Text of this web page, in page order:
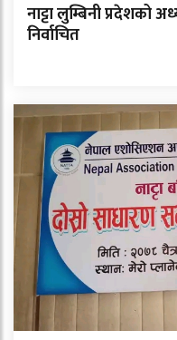
नाट्टा लुम्बिनी प्रदेशको
निर्वाचित